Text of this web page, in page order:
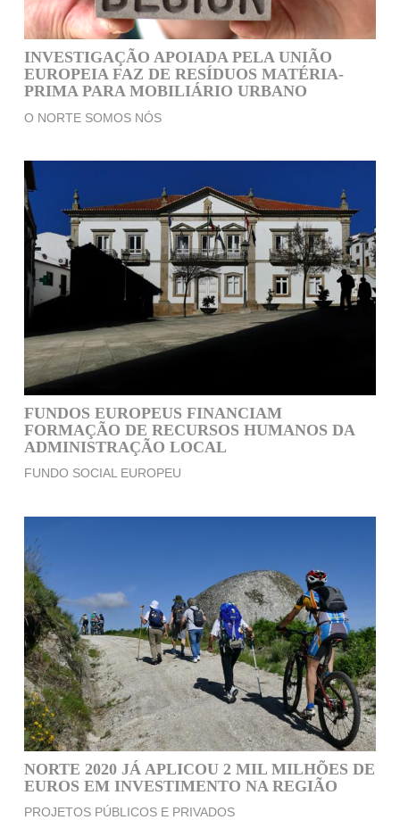
INVESTIGAÇÃO APOIADA PELA UNIÃO
EUROPEIA FAZ DE RESÍDUOS MATÉRIA-
PRIMA PARA MOBILIÁRIO URBANO
O NORTE SOMOS NÓS
FUNDOS EUROPEUS FINANCIAM
FORMAÇÃO DE RECURSOS HUMANOS DA
ADMINISTRAÇÃO LOCAL
FUNDO SOCIAL EUROPEU
NORTE 2020 JÁ APLICOU 2 MIL MILHÕES DE
EUROS EM INVESTIMENTO NA REGIÃO
PROJETOS PÚBLICOS E PRIVADOS